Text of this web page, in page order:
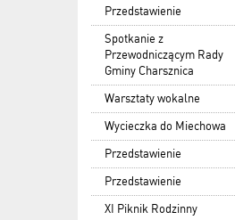
Przedstawienie
Spotkanie z
Przewodniczącym Rady
Gminy Charsznica
Warsztaty wokalne
Wycieczka do Miechowa
Przedstawienie
Przedstawienie
XI Piknik Rodzinny